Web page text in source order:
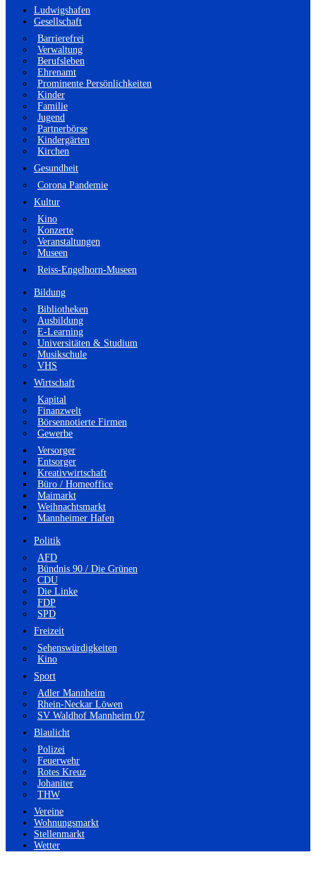
Ludwigshafen
Gesellschaft
Barrierefrei
Verwaltung
Berufsleben
Ehrenamt
Prominente Persönlichkeiten
Kinder
Familie
Jugend
Partnerbörse
Kindergärten
Kirchen
Gesundheit
Corona Pandemie
Kultur
Kino
Konzerte
Veranstaltungen
Museen
Reiss-Engelhorn-Museen
Bildung
Bibliotheken
Ausbildung
E-Learning
Universitäten & Studium
Musikschule
VHS
Wirtschaft
Kapital
Finanzwelt
Börsennotierte Firmen
Gewerbe
Versorger
Entsorger
Kreativwirtschaft
Büro / Homeoffice
Maimarkt
Weihnachtsmarkt
Mannheimer Hafen
Politik
AFD
Bündnis 90 / Die Grünen
CDU
Die Linke
FDP
SPD
Freizeit
Sehenswürdigkeiten
Kino
Sport
Adler Mannheim
Rhein-Neckar Löwen
SV Waldhof Mannheim 07
Blaulicht
Polizei
Feuerwehr
Rotes Kreuz
Johaniter
THW
Vereine
Wohnungsmarkt
Stellenmarkt
Wetter